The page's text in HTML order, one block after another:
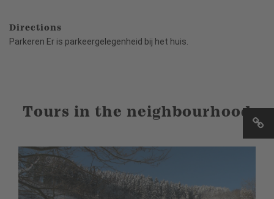
Directions
Parkeren Er is parkeergelegenheid bij het huis.
Tours in the neighbourhood